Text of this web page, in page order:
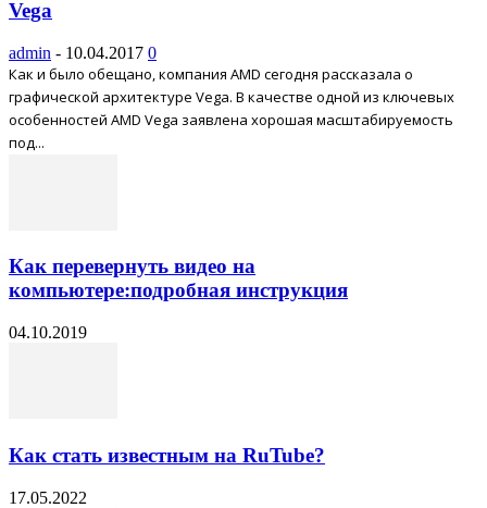
Vega
admin - 10.04.2017 0
Как и было обещано, компания AMD сегодня рассказала о
графической архитектуре Vega. В качестве одной из ключевых
особенностей AMD Vega заявлена хорошая масштабируемость
под...
Как перевернуть видео на
компьютере:подробная инструкция
04.10.2019
Как стать известным на RuTube?
17.05.2022